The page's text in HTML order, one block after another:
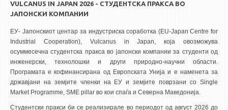
VULCANUS IN JAPAN 2026 - СТУДЕНТСКА ПРАКСА ВО
ЈАПОНСКИ КОМПАНИИ
ЕУ- Јапонскиот центар за индустриска соработка (EU-Japan Centre for
Industrial Cooperation), Vulcanus in Japan, која овозможува
осуммесечна студентска пракса во јапонски компании за студенти од
инженерски, технолошки и други природно-научни области.
Програмата е кофинансирана од Европската Унија и е наменета за
државјани на земјите членки на ЕУ и земјите поврзани со Single
Market Programme, SME pillar во кои спаѓа и Северна Македонија.
Студентски пракси би се реализирале во периодот од август 2026 до